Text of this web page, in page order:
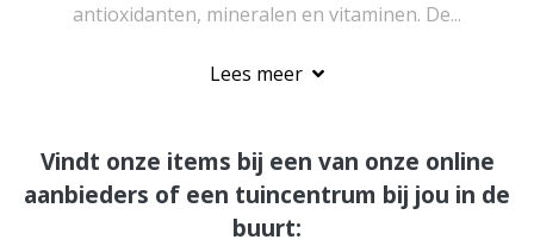
antioxidanten, mineralen en vitaminen. De...
Lees meer
Vindt onze items bij een van onze online
aanbieders of een tuincentrum bij jou in de
buurt: